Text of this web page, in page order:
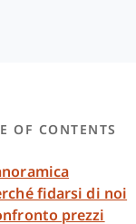
OF CONTENTS
fidarsi di noi
prezzi